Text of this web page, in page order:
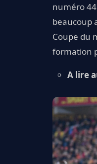
numéro
beaucoup
Coupe du
formation
A lire